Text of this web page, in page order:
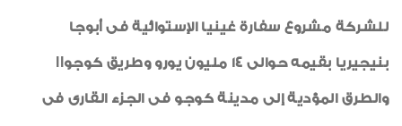
للشركة مشروع سفارة غينيا الإستوائية فى أبوجا
والطرق المؤدية إلى مدينة كوجو فى الجزء القارى فى